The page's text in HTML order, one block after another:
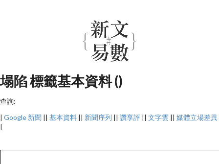
塌陷 標籤基本資料 ()
查詢:
| Google 新聞 || 基本資料 || 新聞序列 || 讚享評 || 文字雲 || 媒體立場差異
|